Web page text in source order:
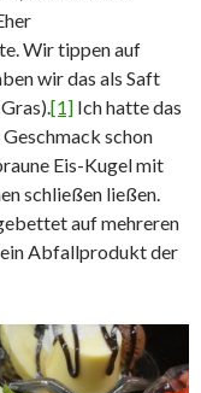
Wir tippen auf
wir das als Saft
[1] Ich hatte das
schon
Eis-Kugel mit
schließen ließen.
auf mehreren
Abfallprodukt der